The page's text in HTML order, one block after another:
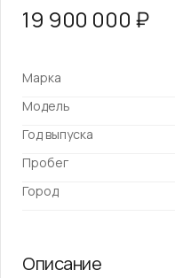
19 900 000 ₽
Марка
Модель
Год выпуска
Пробег
Город
Описание